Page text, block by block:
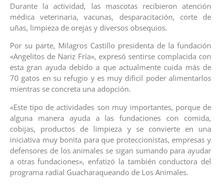
Durante la actividad, las mascotas recibieron atención
médica veterinaria, vacunas, desparacitación, corte de
uñas, limpieza de orejas y diversos obsequios.
Por su parte, Milagros Castillo presidenta de la fundación
«Angelitos de Nariz Fría», expresó sentirse complacida con
esta gran ayuda debido a que actualmente cuida más de
70 gatos en su refugio y es muy dificil poder alimentarlos
mientras se concreta una adopción.
«Este tipo de actividades son muy importantes, porque de
alguna manera ayuda a las fundaciones con comida,
cobijas, productos de limpieza y se convierte en una
iniciativa muy bonita para que proteccionistas, empresas y
defensores de los animales se sigan sumando para ayudar
a otras fundaciones», enfatizó la también conductora del
programa radial Guacharaqueando de Los Animales.